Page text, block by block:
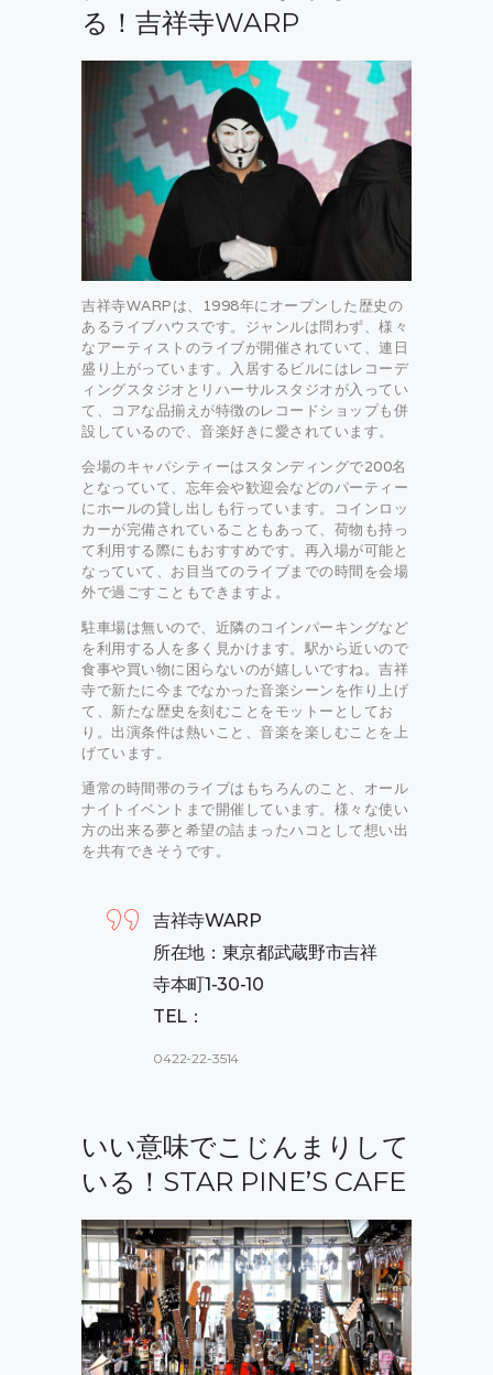
る！吉祥寺WARP
吉祥寺WARPは、1998年にオープンした歴史の
あるライブハウスです。ジャンルは問わず、様々
なアーティストのライブが開催されていて、連日
盛り上がっています。入居するビルにはレコーデ
ィングスタジオとリハーサルスタジオが入ってい
て、コアな品揃えが特徴のレコードショップも併
設しているので、音楽好きに愛されています。
会場のキャパシティーはスタンディングで200名
となっていて、忘年会や歓迎会などのパーティー
にホールの貸し出しも行っています。コインロッ
カーが完備されていることもあって、荷物も持っ
て利用する際にもおすすめです。再入場が可能と
なっていて、お目当てのライブまでの時間を会場
外で過ごすこともできますよ。
駐車場は無いので、近隣のコインパーキングなど
を利用する人を多く見かけます。駅から近いので
食事や買い物に困らないのが嬉しいですね。吉祥
寺で新たに今までなかった音楽シーンを作り上げ
て、新たな歴史を刻むことをモットーとしてお
り。出演条件は熱いこと、音楽を楽しむことを上
げています。
通常の時間帯のライブはもちろんのこと、オール
ナイトイベントまで開催しています。様々な使い
方の出来る夢と希望の詰まったハコとして想い出
を共有できそうです。
吉祥寺WARP
所在地：東京都武蔵野市吉祥
寺本町1-30-10
TEL：
0422-22-3514
いい意味でこじんまりして
いる！STAR PINE’S CAFE